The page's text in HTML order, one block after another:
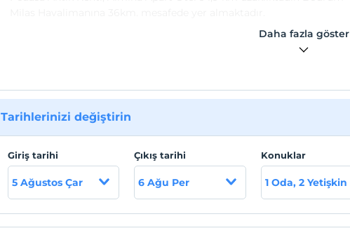
Daha fazla göster
Tarihlerinizi değiştirin
Giriş tarihi
5 Ağustos Çar
Çıkış tarihi
6 Ağu Per
Konuklar
1 Oda, 2 Yetişkin